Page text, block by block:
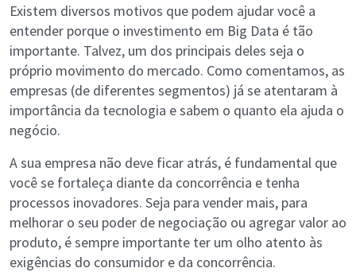
Existem diversos motivos que podem ajudar você a
entender porque o investimento em Big Data é tão
importante. Talvez, um dos principais deles seja o
próprio movimento do mercado. Como comentamos, as
empresas (de diferentes segmentos) já se atentaram à
importância da tecnologia e sabem o quanto ela ajuda o
negócio.
A sua empresa não deve ficar atrás, é fundamental que
você se fortaleça diante da concorrência e tenha
processos inovadores. Seja para vender mais, para
melhorar o seu poder de negociação ou agregar valor ao
produto, é sempre importante ter um olho atento às
exigências do consumidor e da concorrência.